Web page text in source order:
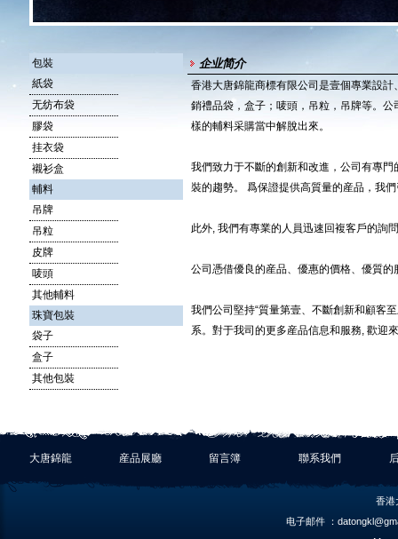
包裝
紙袋
无纺布袋
膠袋
挂衣袋
襯衫盒
輔料
吊牌
吊粒
皮牌
唛頭
其他輔料
珠寶包裝
袋子
盒子
其他包裝
企业简介
香港大唐錦龍商標有限公司是壹個專業設
銷禮品袋，盒子；唛頭，吊粒，吊牌等。
樣的輔料采購當中解脫出來。
我們致力于不斷的創新和改進，公司有專
裝的趨勢。 爲保證提供高質量的産品，我
此外, 我們有專業的人員迅速回複客戶的詢
公司憑借優良的産品、優惠的價格、優質
我們公司堅持“質量第壹、不斷創新和顧客
系。對于我司的更多産品信息和服務, 歡迎
大唐錦龍 産品展廳 留言簿 聯系我們
香港
电子邮件 ：